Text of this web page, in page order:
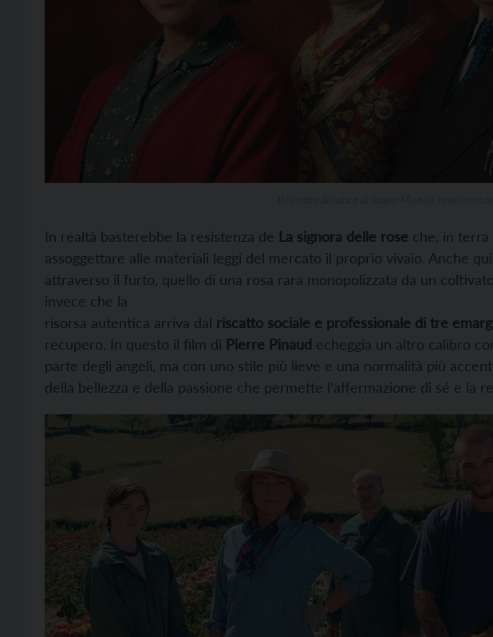
In realtà basterebbe la resistenza de La signora delle rose che, in terra
assoggettare alle materiali leggi del mercato il proprio vivaio. Anche
attraverso il furto, quello di una rosa rara monopolizzata da un
invece che la
risorsa autentica arriva dal riscatto sociale e professionale di tre
recupero. In questo il film di Pierre Pinaud echeggia un altro calibro
parte degli angeli, ma con uno stile più lieve e una normalità più
della bellezza e della passione che permette l’affermazione di sé e la